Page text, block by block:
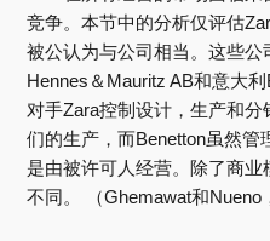
竞争。本节中的分析仅评估
被公认为与公司相当。这些
Hennes＆Mauritz AB和意大
对手Zara控制设计，生产和
们的生产，而Benetton虽然
是由被许可人经营。除了商
不同。 （Ghemawat和Nueno